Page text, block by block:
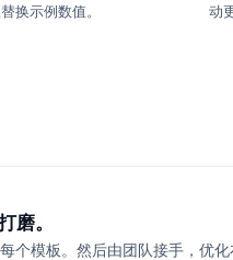
换示例数值。
动
磨。
个模板。然后由团队接手，优